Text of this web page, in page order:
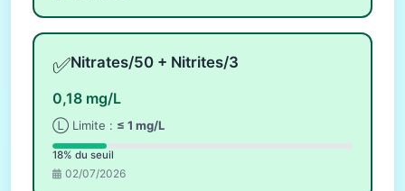
✅Nitrates/50 + Nitrites/3
0,18 mg/L
Ⓛ Limite : ≤ 1 mg/L
18% du seuil
02/07/2026